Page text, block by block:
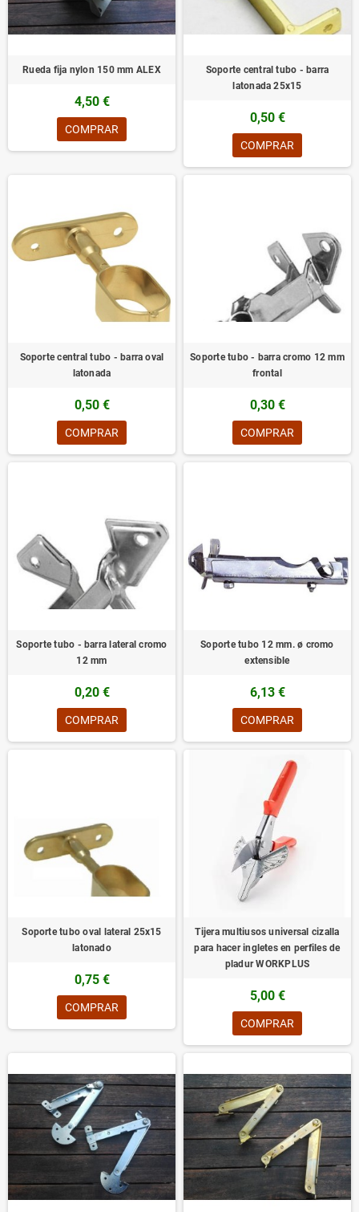
Rueda fija nylon 150 mm ALEX
4,50 €
COMPRAR
Soporte central tubo - barra
latonada 25x15
0,50 €
COMPRAR
Soporte central tubo - barra oval
latonada
0,50 €
COMPRAR
Soporte tubo - barra cromo 12 mm
frontal
0,30 €
COMPRAR
Soporte tubo - barra lateral cromo
12 mm
0,20 €
COMPRAR
Soporte tubo 12 mm. ø cromo
extensible
6,13 €
COMPRAR
Soporte tubo oval lateral 25x15
latonado
0,75 €
COMPRAR
Tijera multiusos universal cizalla
para hacer ingletes en perfiles de
pladur WORKPLUS
5,00 €
COMPRAR